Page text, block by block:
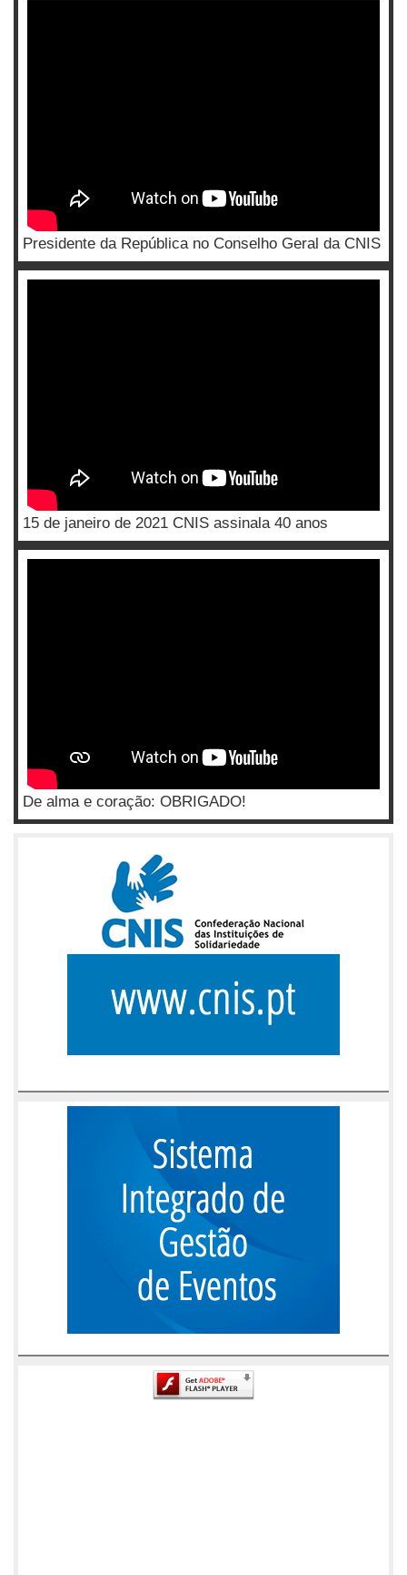
Presidente da República no Conselho Geral da CNIS
15 de janeiro de 2021 CNIS assinala 40 anos
De alma e coração: OBRIGADO!